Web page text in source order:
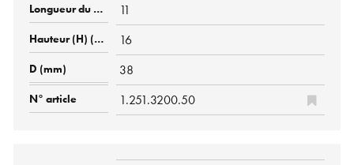
11
16
38
1.251.3200.50